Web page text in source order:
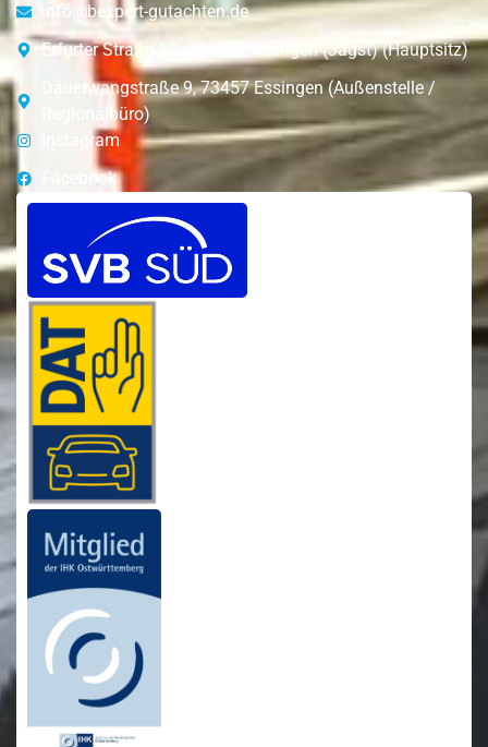
info@bexpert-gutachten.de
Erfurter Straße 22, 73479 Ellwangen (Jagst) (Hauptsitz)
Dauerwangstraße 9, 73457 Essingen (Außenstelle /
Regionalbüro)
Instagram
Facebook